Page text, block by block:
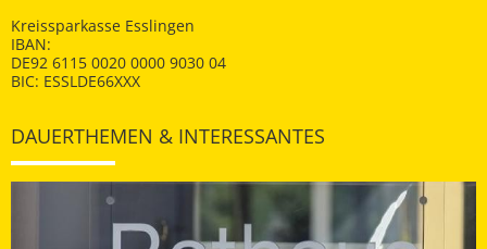
Kreissparkasse Esslingen
IBAN:
DE92 6115 0020 0000 9030 04
BIC: ESSLDE66XXX
DAUERTHEMEN & INTERESSANTES